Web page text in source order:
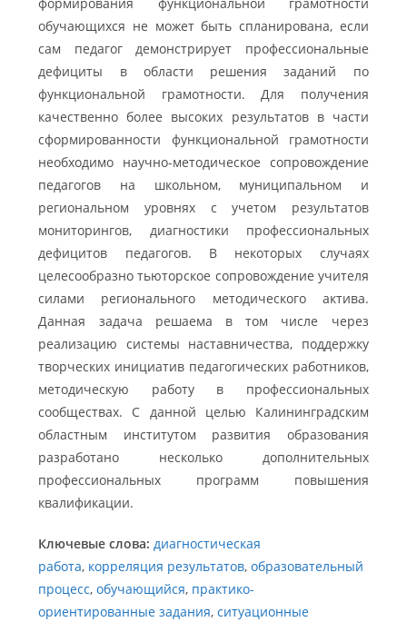
обучающихся не может быть спланирована, если
сам педагог демонстрирует профессиональные
дефициты в области решения заданий по
функциональной грамотности. Для получения
качественно более высоких результатов в части
сформированности функциональной грамотности
необходимо научно-методическое сопровождение
педагогов на школьном, муниципальном и
региональном уровнях с учетом результатов
мониторингов, диагностики профессиональных
дефицитов педагогов. В некоторых случаях
целесообразно тьюторское сопровождение учителя
силами регионального методического актива.
Данная задача решаема в том числе через
реализацию системы наставничества, поддержку
творческих инициатив педагогических работников,
методическую работу в профессиональных
сообществах. С данной целью Калининградским
областным институтом развития образования
разработано несколько дополнительных
профессиональных программ повышения
квалификации.
Ключевые слова:диагностическая
работа, корреляция результатов,образовательный
процесс,обучающийся, практико-
ориентированные задания,ситуационные